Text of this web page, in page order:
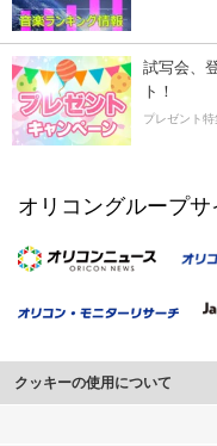
試写会、
ト！
プレゼント特
オリコングループサ
クッキーの使用について
このサイトでは Cookie を使